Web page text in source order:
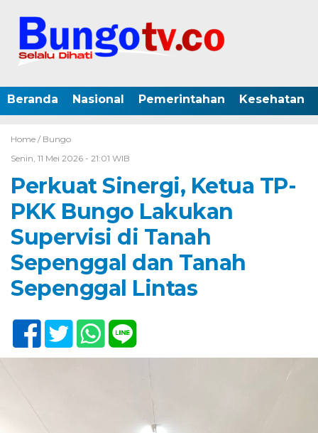
Beranda Nasional Pemerintahan Kesehatan
Home / Bungo
Senin, 11 Mei 2026 - 21:01 WIB
Perkuat Sinergi, Ketua TP-
PKK Bungo Lakukan
Supervisi di Tanah
Sepenggal dan Tanah
Sepenggal Lintas